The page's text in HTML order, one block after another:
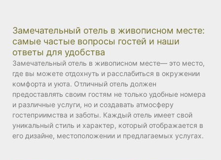
Замечательный отель в живописном месте:
самые частые вопросы гостей и наши
ответы для удобства
Замечательный отель в живописном месте— это место,
где вы можете отдохнуть и расслабиться в окружении
комфорта и уюта. Отличный отель должен
предоставлять своим гостям не только удобные номера
и различные услуги, но и создавать атмосферу
гостеприимства и заботы. Каждый отель имеет свой
уникальный стиль и характер, который отображается в
его дизайне, местоположении и предлагаемых услугах.